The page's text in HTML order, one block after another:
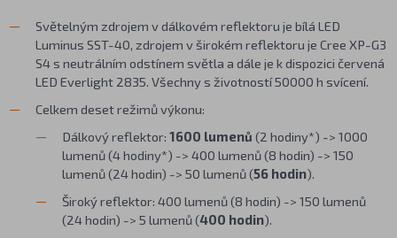
Světelným zdrojem v dálkovém reflektoru je bílá LED
Luminus SST-40, zdrojem v širokém reflektoru je Cree XP-G3
S4 s neutrálním odstínem světla a dále je k dispozici červená
LED Everlight 2835. Všechny s životností 50000 h svícení.
Celkem deset režimů výkonu:
Dálkový reflektor: 1600 lumenů (2 hodiny*) -> 1000
lumenů (4 hodiny*) -> 400 lumenů (8 hodin) -> 150
lumenů (24 hodin) -> 50 lumenů (56 hodin).
Široký reflektor: 400 lumenů (8 hodin) -> 150 lumenů
(24 hodin) -> 5 lumenů (400 hodin).